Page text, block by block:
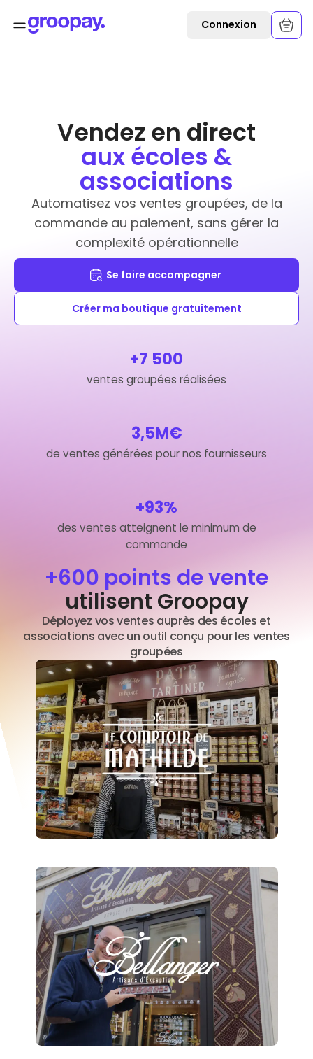
Connexion
Vendez en direct
aux écoles &
associations
Automatisez vos ventes groupées, de la
commande au paiement, sans gérer la
complexité opérationnelle
Se faire accompagner
Créer ma boutique gratuitement
+7 500
ventes groupées réalisées
3,5M€
de ventes générées pour nos fournisseurs
+93%
des ventes atteignent le minimum de
commande
+600 points de vente
utilisent Groopay
Déployez vos ventes auprès des écoles et
associations avec un outil conçu pour les ventes
groupées